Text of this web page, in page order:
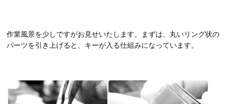
作業風景を少しですがお見せいたします。まずは、丸いリング状の
パーツを引き上げると、キーが入る仕組みになっています。